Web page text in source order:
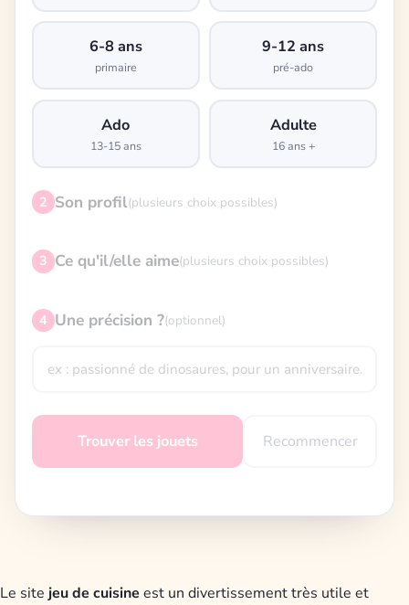
6-8 ans
primaire
9-12 ans
pré-ado
Ado
13-15 ans
Adulte
16 ans +
2 Son profil(plusieurs choix possibles)
3 Ce qu'il/elle aime(plusieurs choix possibles)
4 Une précision ?(optionnel)
Trouver les jouets Recommencer
Le sitejeu de cuisine est un divertissement très utile et